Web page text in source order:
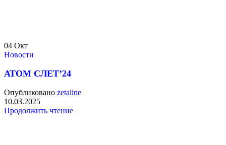
04 Окт
Новости
АТОМ СЛЕТ’24
Опубликовано zetaline
10.03.2025
Продолжить чтение